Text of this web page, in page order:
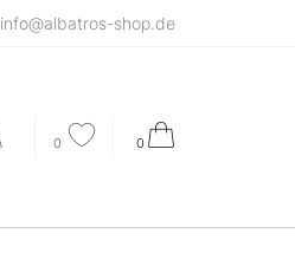
info@albatros-shop.de
0 0